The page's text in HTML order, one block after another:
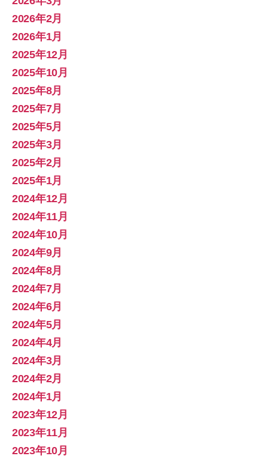
2026年2月
2026年1月
2025年12月
2025年10月
2025年8月
2025年7月
2025年5月
2025年3月
2025年2月
2025年1月
2024年12月
2024年11月
2024年10月
2024年9月
2024年8月
2024年7月
2024年6月
2024年5月
2024年4月
2024年3月
2024年2月
2024年1月
2023年12月
2023年11月
2023年10月